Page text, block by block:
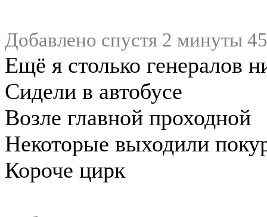
Добавлено спустя 2 минуты
Ещё я столько генералов
Сидели в автобусе
Возле главной проходной
Некоторые выходили
Короче цирк